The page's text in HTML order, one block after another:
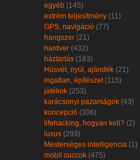
egyéb (145)
extrém teljesítmény (11)
GPS, navigáció (77)
hangszer (21)
hardver (432)
háztartás (183)
Húsvét, nyúl, ajándék (21)
ingatlan, építészet (115)
játékok (253)
karácsonyi pazarságok (43)
koncepció (306)
lifehacking, hogyan kell? (2)
luxus (293)
Mesterséges intelligencia (1)
mobil cuccok (475)